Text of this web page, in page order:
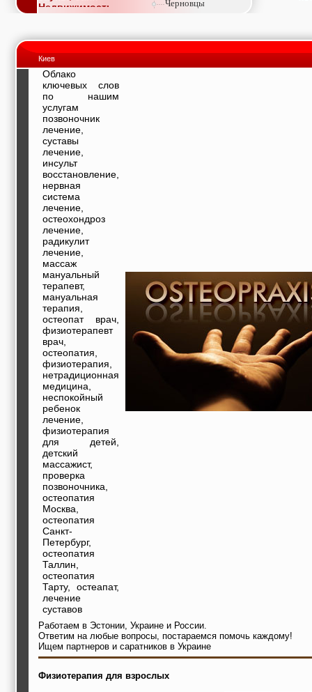
Недвижимость,
Окна, стекло,
витражи, входные
группы, двери,
светопразрачные
фасады
Образование и наука,
курсы, обучение,
тренинги, семинары,
повышение
квалификации
Промышленное
оборудование:
заводы, предприятия,
фабрики, легкая
промышленность,
металлургия
Развлечения и
активный отдых:
спортклубы, фитнес,
бильярд, боулинг,
кино, спорттовары,
экстим
Строительство и
ремонт: проектные
работы,
строительные и
отделочные
материалы,
строительные
машины и техника,
все для
коммуникаций
Туризм, отдых,
путешествия,
авиакомпании, ж/д
перевозки,
пансионаты, отели,
гостинницы
Трудоустройство,
кадровые агентства,
крюининг
Программирование
сайта
Черновцы
Киев
Облако
ключевых слов
по нашим
услугам
позвоночник
лечение,
суставы
лечение,
инсульт
восстановление,
нервная
система
лечение,
остеохондроз
лечение,
радикулит
лечение,
массаж
мануальный
терапевт,
мануальная
терапия,
остеопат врач,
физиотерапевт
врач,
остеопатия,
физиотерапия,
нетрадиционная
медицина,
неспокойный
ребенок
лечение,
физиотерапия
для детей,
детский
массажист,
проверка
позвоночника,
остеопатия
Москва,
остеопатия
Санкт-
Петербург,
остеопатия
Таллин,
остеопатия
Тарту, остеапат,
лечение
суставов
Работаем в Эстонии, Украине и России.
Ответим на любые вопросы, постараемся помочь каждому!
Ищем партнеров и саратников в Украине
Физиотерапия для взрослых